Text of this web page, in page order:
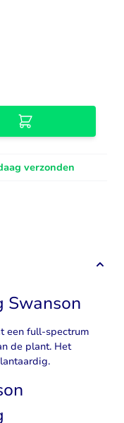
verzonden
Swanson
een full-spectrum
de plant. Het